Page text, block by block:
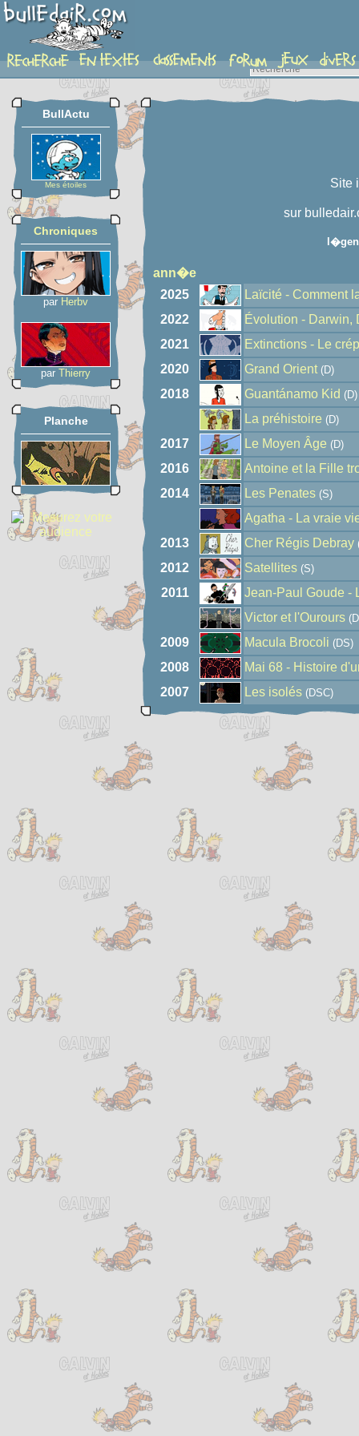
auteur
BullActu
Mes étoiles
Chroniques
par Herbv
par Thierry
Planche
Site
sur
ann�e
2025
Laïcité - Comment
2022
Évolution - Darwin,
2021
Extinctions - Le
2020
Grand Orient(D)
2018 Guantánamo Kid (D)
La préhistoire (D)
2017 Le Moyen Âge (D)
2016
Antoine et la Fille
2014
Les Penates (S)
Agatha - La vraie
2013
Cher Régis Debray
2012 Satellites (S)
2011
Jean-Paul Goude -
Victor et l'Ourours
2009 Macula Brocoli (DS)
2008
Mai 68 - Histoire
2007
Les isolés (DSC)